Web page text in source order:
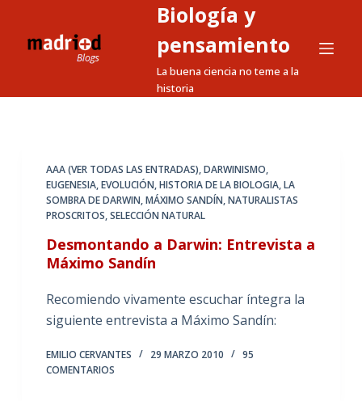
a
Biología y
pensamiento
La buena ciencia no teme a la
historia
AAA (VER TODAS LAS ENTRADAS),DARWINISMO,
EUGENESIA,EVOLUCIÓN,HISTORIA DE LA BIOLOGIA,LA
SOMBRA DE DARWIN,MÁXIMO SANDÍN,NATURALISTAS
PROSCRITOS,SELECCIÓN NATURAL
Desmontando a Darwin: Entrevista a
Máximo Sandín
Recomiendo vivamente escuchar íntegra la
siguiente entrevista a Máximo Sandín:
EMILIO CERVANTES 29 MARZO 2010
95
COMENTARIOS